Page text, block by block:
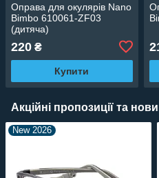
Оправа для окулярів Nano
Bimbo 610061-ZF03
(дитяча)
220 ₴
Купити
Акційні пропозиції та
New 2026